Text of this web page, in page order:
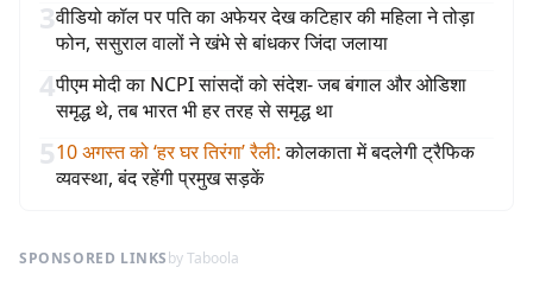
3वीडियो कॉल पर पति का अफेयर देख कटिहार की महिला ने तोड़ा
फोन, ससुराल वालों ने खंभे से बांधकर जिंदा जलाया
4पीएम मोदी का NCPI सांसदों को संदेश- जब बंगाल और ओडिशा
समृद्ध थे, तब भारत भी हर तरह से समृद्ध था
510 अगस्त को ‘हर घर तिरंगा’ रैली: कोलकाता में बदलेगी ट्रैफिक
व्यवस्था, बंद रहेंगी प्रमुख सड़कें
SPONSORED LINKSby Taboola